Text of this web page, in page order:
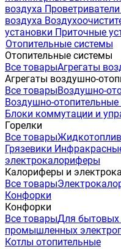
воздуха Проветриватели
воздуха
установки Приточные
Отопительные системы
Отопительные системы
Все товарыАгрегаты
Агрегаты воздушно-
Все товарыВоздушно-
Воздушно-
Блоки коммутации и
Горелки
Все товары
Грязевики
электрокалориферы
Калориферы и
Все товары
Конфорки
Конфорки
Все товарыДля бытовых
промышленных
Котлы отопительные